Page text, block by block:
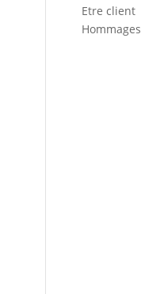
Etre client
Hommages